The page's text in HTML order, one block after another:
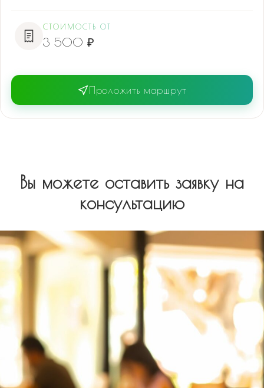
СТОИМОСТЬ ОТ
3 500 ₽
Проложить маршрут
Вы можете оставить заявку на
консультацию